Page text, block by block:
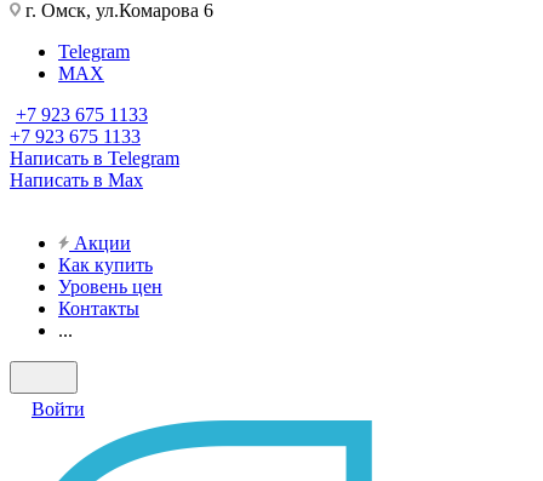
г. Омск, ул.Комарова 6
Telegram
MAX
+7 923 675 1133
+7 923 675 1133
Написать в Telegram
Написать в Max
Акции
Как купить
Уровень цен
Контакты
...
Войти